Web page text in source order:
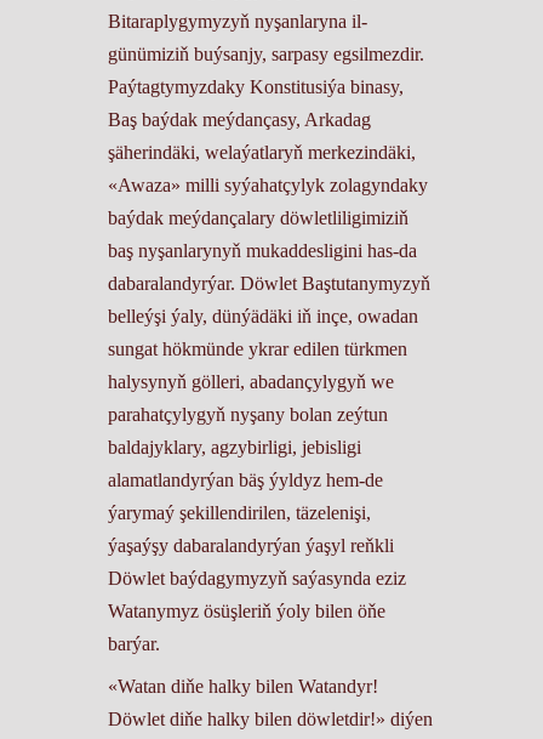
Bitaraplygymyzyň nyşanlaryna il-
günümiziň buýsanjy, sarpasy egsilmezdir.
Paýtagtymyzdaky Konstitusiýa binasy,
Baş baýdak meýdançasy, Arkadag
şäherindäki, welaýatlaryň merkezindäki,
«Awaza» milli syýahatçylyk zolagyndaky
baýdak meýdançalary döwletliligimiziň
baş nyşanlarynyň mukaddesligini has-da
dabaralandyrýar. Döwlet Baştutanymyzyň
belleýşi ýaly, dünýädäki iň inçe, owadan
sungat hökmünde ykrar edilen türkmen
halysynyň gölleri, abadançylygyň we
parahatçylygyň nyşany bolan zeýtun
baldajyklary, agzybirligi, jebisligi
alamatlandyrýan bäş ýyldyz hem-de
ýarymaý şekillendirilen, täzelenişi,
ýaşaýşy dabaralandyrýan ýaşyl reňkli
Döwlet baýdagymyzyň saýasynda eziz
Watanymyz ösüşleriň ýoly bilen öňe
barýar.
«Watan diňe halky bilen Watandyr!
Döwlet diňe halky bilen döwletdir!» diýen